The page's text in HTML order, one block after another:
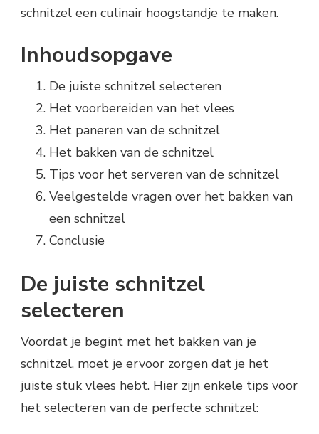
schnitzel een culinair hoogstandje te maken.
Inhoudsopgave
De juiste schnitzel selecteren
Het voorbereiden van het vlees
Het paneren van de schnitzel
Het bakken van de schnitzel
Tips voor het serveren van de schnitzel
Veelgestelde vragen over het bakken van
een schnitzel
Conclusie
De juiste schnitzel
selecteren
Voordat je begint met het bakken van je
schnitzel, moet je ervoor zorgen dat je het
juiste stuk vlees hebt. Hier zijn enkele tips voor
het selecteren van de perfecte schnitzel: